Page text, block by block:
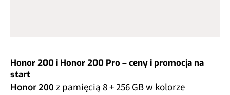
Honor 200 i Honor 200 Pro – ceny i promocja na
start
Honor 200z pamięcią 8 + 256 GB w kolorze